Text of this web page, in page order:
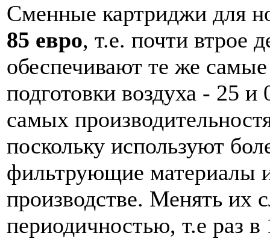
Сменные картриджи для
85 евро, т.е. почти втрое
обеспечивают те же
подготовки воздуха - 25
самых
поскольку используют
фильтрующие материалы
производстве. Менять их
периодичностью, т.е раз в